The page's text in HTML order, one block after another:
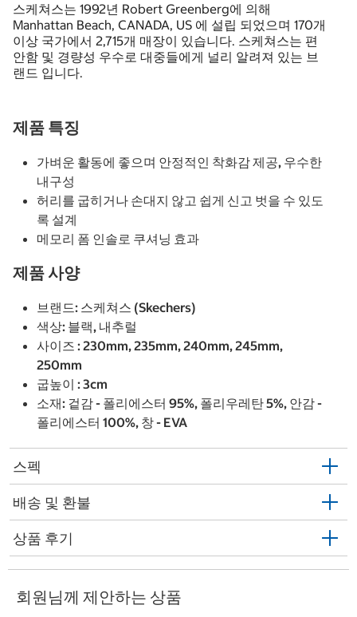
스케쳐스는 1992년 Robert Greenberg에 의해
Manhattan Beach, CANADA, US 에 설립 되었으며 170개
이상 국가에서 2,715개 매장이 있습니다. 스케쳐스는 편
안함 및 경량성 우수로 대중들에게 널리 알려져 있는 브
랜드 입니다.
제품 특징
가벼운 활동에 좋으며 안정적인 착화감 제공, 우수한
내구성
허리를 굽히거나 손대지 않고 쉽게 신고 벗을 수 있도
록 설계
메모리 폼 인솔로 쿠셔닝 효과
제품 사양
브랜드: 스케쳐스 (Skechers)
색상: 블랙, 내추럴
사이즈 : 230mm, 235mm, 240mm, 245mm,
250mm
굽높이 : 3cm
소재: 겉감 - 폴리에스터 95%, 폴리우레탄 5%, 안감 -
폴리에스터 100%, 창 - EVA
스펙
배송 및 환불
상품 후기
회원님께 제안하는 상품